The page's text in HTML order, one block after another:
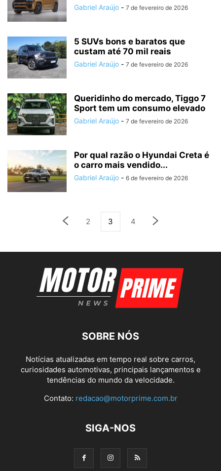
Gabriel Araújo - 7 de fevereiro de 2026
5 SUVs bons e baratos que
custam até 70 mil reais
Gabriel Araújo - 7 de fevereiro de 2026
Queridinho do mercado, Tiggo 7
Sport tem um consumo elevado
Gabriel Araújo - 7 de fevereiro de 2026
Por qual razão o Hyundai Creta é
o carro mais vendido...
Gabriel Araújo - 6 de fevereiro de 2026
2 3 4
SOBRE NÓS
Notícias atualizadas em tempo real sobre carros,
curiosidades automotivas, principais lançamentos e
tendências do mundo da velocidade.
Contato: redacao@motorprime.com.br
SIGA-NOS